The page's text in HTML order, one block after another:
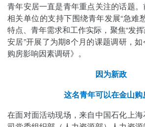
青年安居一直是青年重点关注的话题
相关单位的支持下围绕青年发展“急难
特点、青年需求和工作实际，聚焦“发
安居”开展了为期8个月的课题调研，
购房影响因素调研》。
因为新政
这名青年可以在金山购
在面对面活动现场，来自中国石化上